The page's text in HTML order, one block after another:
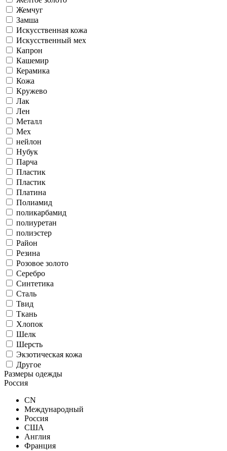
Жемчуг
Замша
Искусственная кожа
Искусственный мех
Капрон
Кашемир
Керамика
Кожа
Кружево
Лак
Лен
Металл
Мех
нейлон
Нубук
Парча
Пластик
Пластик
Платина
Полиамид
поликарбамид
полиуретан
полиэстер
Район
Резина
Розовое золото
Серебро
Синтетика
Сталь
Твид
Ткань
Хлопок
Шелк
Шерсть
Экзотическая кожа
Другое
Размеры одежды
Россия
CN
Международный
Россия
США
Англия
Франция